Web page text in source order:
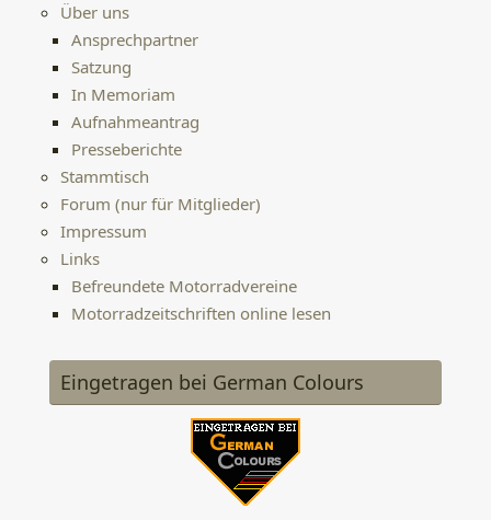
Über uns
Ansprechpartner
Satzung
In Memoriam
Aufnahmeantrag
Presseberichte
Stammtisch
Forum (nur für Mitglieder)
Impressum
Links
Befreundete Motorradvereine
Motorradzeitschriften online lesen
Eingetragen bei German Colours